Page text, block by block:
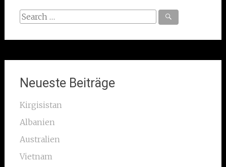
Search
Neueste Beiträge
Kirgisistan
Albanien
Australien
Vietnam